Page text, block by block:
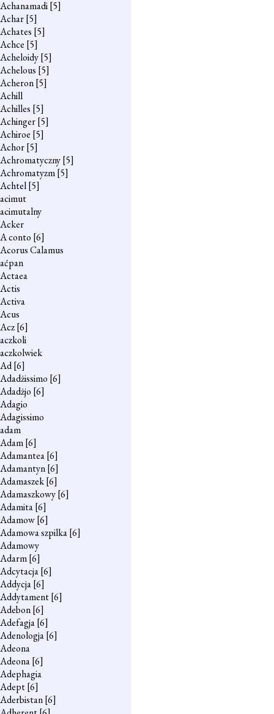
Achanamadi[5]
Achar[5]
Achates [5]
Achce [5]
Acheloidy[5]
Achelous [5]
Acheron[5]
Achill
Achilles [5]
Achinger[5]
Achiroe [5]
Achor[5]
Achromatyczny[5]
Achromatyzm[5]
Achtel[5]
acimut
acimutalny
Acker
A conto [6]
Acorus Calamus
aćpan
Actaea
Actis
Activa
Acus
Acz[6]
aczkoli
aczkolwiek
Ad[6]
Adadżissimo [6]
Adadżjo [6]
Adagio
Adagissimo
adam
Adam[6]
Adamantea[6]
Adamantyn[6]
Adamaszek[6]
Adamaszkowy[6]
Adamita[6]
Adamow[6]
Adamowa szpilka[6]
Adamowy
Adarm[6]
Adcytacja[6]
Addycja[6]
Addytament[6]
Adebon[6]
Adefagja[6]
Adenologja[6]
Adeona
Adeona[6]
Adephagia
Adept[6]
Aderbistan[6]